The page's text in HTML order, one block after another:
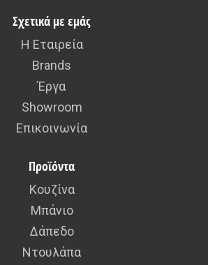
Σχετικά με εμάς
Η Εταιρεία
Brands
Έργα
Showroom
Επικοινωνία
Προϊόντα
Κουζίνα
Μπάνιο
Δάπεδο
Ντουλάπα